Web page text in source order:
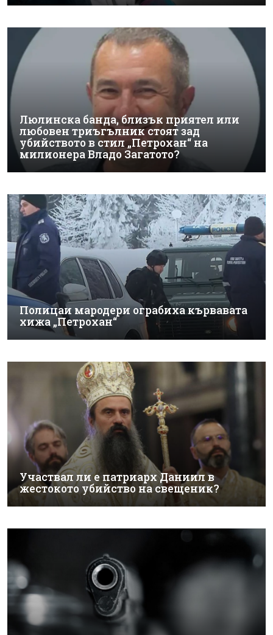
Люлинска банда, близък приятел или
любовен триъгълник стоят зад
убийството в стил „Петрохан“ на
милионера Владо Загатото?
Полицаи мародери ограбиха кървавата
хижа „Петрохан“
Участвал ли е патриарх Даниил в
жестокото убийство на свещеник?